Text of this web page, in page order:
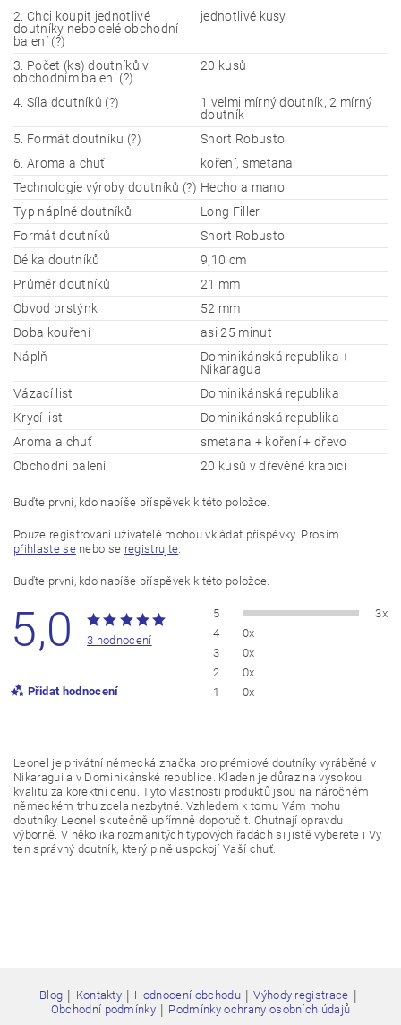
2. Chci koupit jednotlivé
doutníky nebo celé obchodní
balení (?)
jednotlivé kusy
3. Počet (ks) doutníků v
obchodním balení (?)
20 kusů
4. Síla doutníků (?)
1 velmi mírný doutník, 2 mírný
doutník
5. Formát doutníku (?)
Short Robusto
6. Aroma a chuť
koření, smetana
Technologie výroby doutníků (?) Hecho a mano
Typ náplně doutníků
Long Filler
Formát doutníků
Short Robusto
Délka doutníků
9,10 cm
Průměr doutníků
21 mm
Obvod prstýnk
52 mm
Doba kouření
asi 25 minut
Náplň
Dominikánská republika +
Nikaragua
Vázací list
Dominikánská republika
Krycí list
Dominikánská republika
Aroma a chuť
smetana + koření + dřevo
Obchodní balení
20 kusů v dřevěné krabici
Buďte první, kdo napíše příspěvek k této položce.
Pouze registrovaní uživatelé mohou vkládat příspěvky. Prosím
přihlaste senebo se registrujte
Buďte první, kdo napíše příspěvek k této položce.
5,0 3 hodnocení
Přidat hodnocení
5
3x
4
0x
3
0x
2
0x
1
0x
Leonel je privátní německá značka pro prémiové doutníky vyráběné v
Nikaragui a v Dominikánské republice. Kladen je důraz na vysokou
kvalitu za korektní cenu. Tyto vlastnosti produktů jsou na náročném
německém trhu zcela nezbytné. Vzhledem k tomu Vám mohu
doutníky Leonel skutečně upřímně doporučit. Chutnají opravdu
výborně. V několika rozmanitých typových řadách si jistě vyberete i Vy
ten správný doutník, který plně uspokojí Vaší chuť.
Blog | Kontakty | Hodnocení obchodu | Výhody registrace |
Obchodní podmínky | Podmínky ochrany osobních údajů